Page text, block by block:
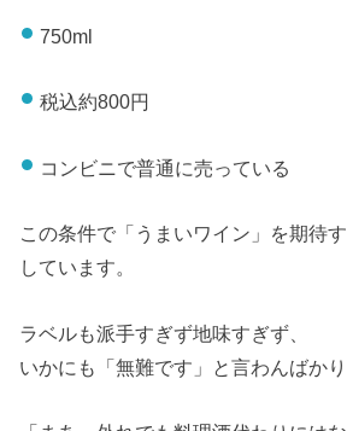
750ml
税込約800円
コンビニで普通に売っている
この条件で「うまいワイン」を期待
しています。
ラベルも派手すぎず地味すぎず、
いかにも「無難です」と言わんばかり